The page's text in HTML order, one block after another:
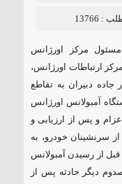
ماهواره ای از این
نیروگاه خورشیدی
هور در داراب با حضور
13766
مرکز اورژانس
ارتباطات اورژانس،
دبیران به تقاطع
آمبولانس اورژانس
و پس از ارزیابی و
سرنشینان خودرو، به
از رسیدن آمبولانس
دیگر حادثه پس از